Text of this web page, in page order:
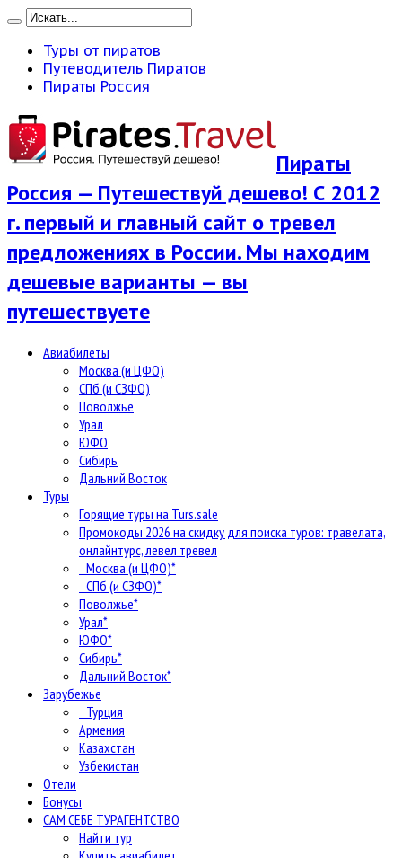
Туры от пиратов
Путеводитель Пиратов
Пираты Россия
Пираты
Россия — Путешествуй дешево! С 2012
г. первый и главный сайт о тревел
предложениях в России. Мы находим
дешевые варианты — вы
путешествуете
Авиабилеты
Москва (и ЦФО)
СПб (и СЗФО)
Поволжье
Урал
ЮФО
Сибирь
Дальний Восток
Туры
Горящие туры на Turs.sale
Промокоды 2026 на скидку для поиска туров: травелата,
онлайнтурс, левел тревел
Москва (и ЦФО)*
СПб (и СЗФО)*
Поволжье*
Урал*
ЮФО*
Сибирь*
Дальний Восток*
Зарубежье
Турция
Армения
Казахстан
Узбекистан
Отели
Бонусы
САМ СЕБЕ ТУРАГЕНТСТВО
Найти тур